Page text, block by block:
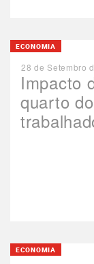
Impacto
quarto
ECONOMIA
28 de Setembro
ECONOMIA